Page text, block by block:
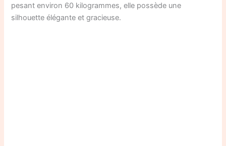
pesant environ 60 kilogrammes, elle possède une
silhouette élégante et gracieuse.